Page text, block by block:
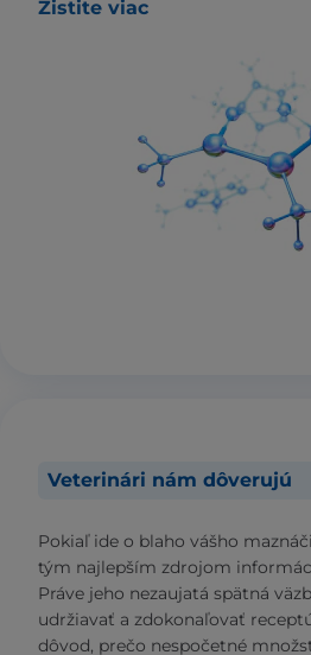
Zistite viac
Veterinári nám dôverujú
Pokiaľ ide o blaho vášho
tým najlepším zdrojom
Práve jeho nezaujatá spätná
udržiavať a zdokonaľovať
dôvod, prečo nespočetné